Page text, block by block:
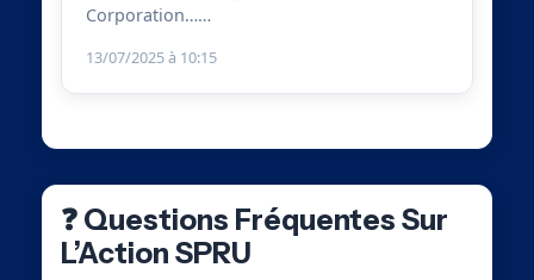
Corporation……
13/07/2025 à 10:15
❓ Questions Fréquentes Sur
L’Action SPRU